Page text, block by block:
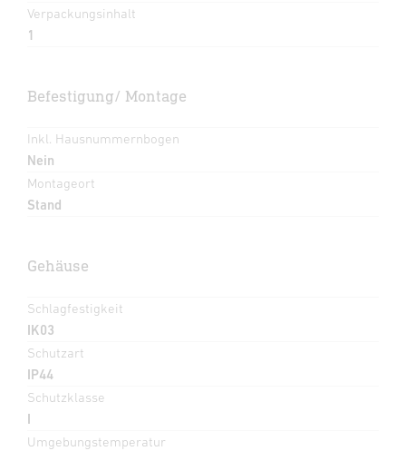
Verpackungsinhalt
1
Befestigung/ Montage
Inkl. Hausnummernbogen
Nein
Montageort
Stand
Gehäuse
Schlagfestigkeit
IK03
Schutzart
IP44
Schutzklasse
I
Umgebungstemperatur